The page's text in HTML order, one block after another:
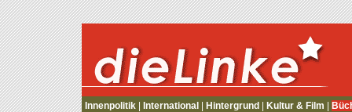
die Linke
Innenpolitik International Hintergrund Kultur & Film